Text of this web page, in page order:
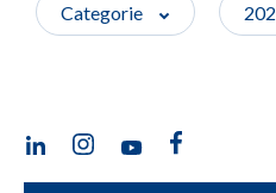
Categorie